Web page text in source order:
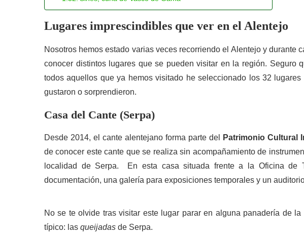
Lugares imprescindibles que ver en el Alentejo
Nosotros hemos estado varias veces recorriendo el Alentejo y durante
conocer distintos lugares que se pueden visitar en la región. Seguro
todos aquellos que ya hemos visitado he seleccionado los 32 lugares
gustaron o sorprendieron.
Casa del Cante (Serpa)
Desde 2014, el cante alentejano forma parte del Patrimonio Cultural
de conocer este cante que se realiza sin acompañamiento de
localidad de Serpa. En esta casa situada frente a la Oficina de
documentación, una galería para exposiciones temporales y un
No se te olvide tras visitar este lugar parar en alguna panadería de
típico: las queijadas de Serpa.